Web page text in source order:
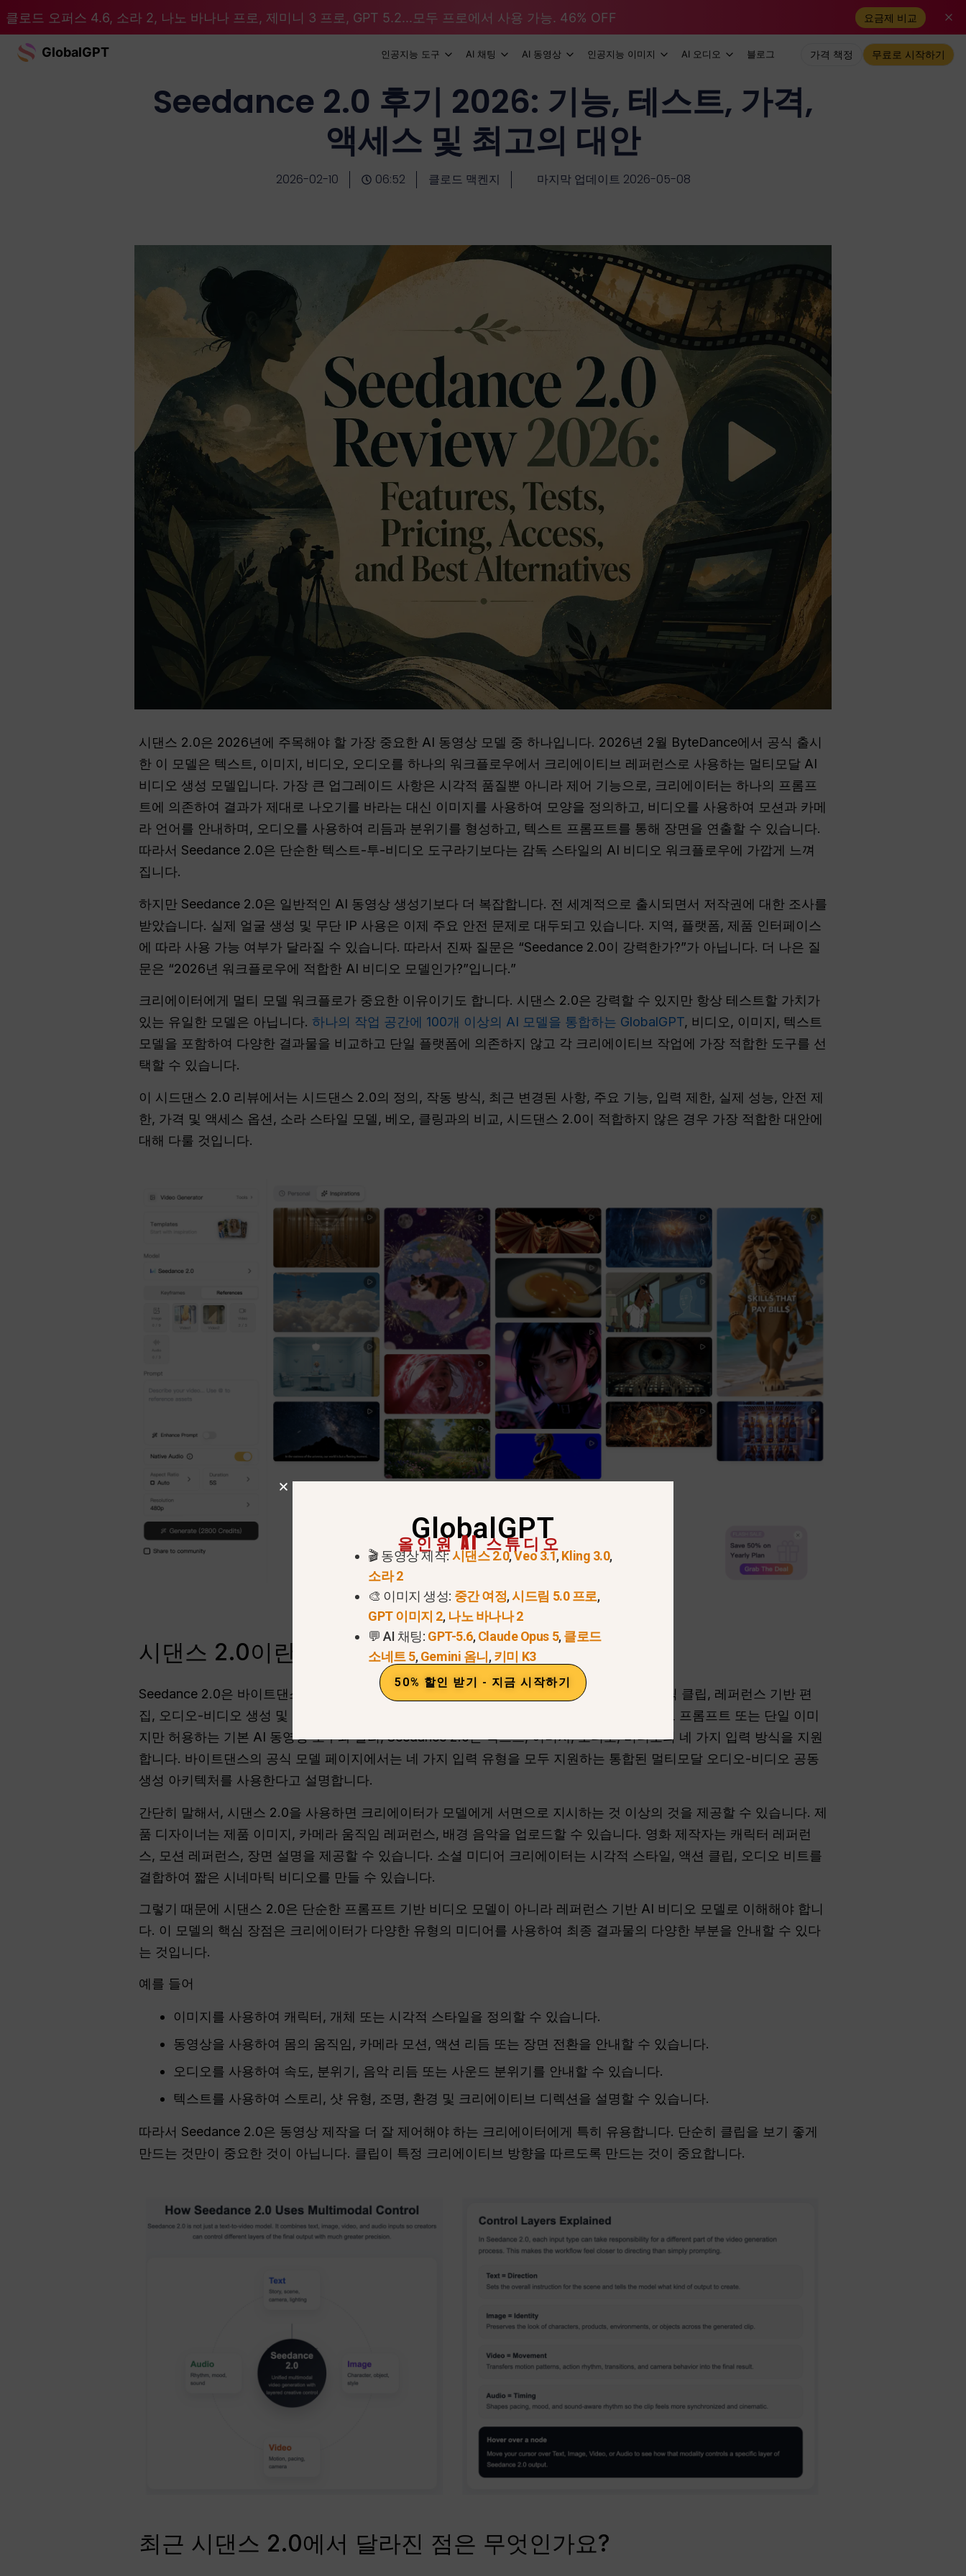
클로드 오퍼스 4.6, 소라 2, 나노 바나나 프로, 제미니 3 프로, GPT 5.2...모두 프로에서 사용 가능. 46% OFF 요금제 비교
GlobalGPT 인공지능 도구 AI 채팅 AI 동영상 인공지능 이미지 AI 오디오 블로그 가격 책정 무료로 시작하기
Seedance 2.0 후기 2026: 기능, 테스트, 가격,
액세스 및 최고의 대안
2026-02-10 06:52 클로드 맥켄지 마지막 업데이트 2026-05-08
시댄스 2.0은 2026년에 주목해야 할 가장 중요한 AI 동영상 모델 중 하나입니다. 2026년 2월 ByteDance에서 공식 출시
한 이 모델은 텍스트, 이미지, 비디오, 오디오를 하나의 워크플로우에서 크리에이티브 레퍼런스로 사용하는 멀티모달 AI
비디오 생성 모델입니다. 가장 큰 업그레이드 사항은 시각적 품질뿐 아니라 제어 기능으로, 크리에이터는 하나의 프롬프
트에 의존하여 결과가 제대로 나오기를 바라는 대신 이미지를 사용하여 모양을 정의하고, 비디오를 사용하여 모션과 카메
라 언어를 안내하며, 오디오를 사용하여 리듬과 분위기를 형성하고, 텍스트 프롬프트를 통해 장면을 연출할 수 있습니다.
따라서 Seedance 2.0은 단순한 텍스트-투-비디오 도구라기보다는 감독 스타일의 AI 비디오 워크플로우에 가깝게 느껴
집니다.
하지만 Seedance 2.0은 일반적인 AI 동영상 생성기보다 더 복잡합니다. 전 세계적으로 출시되면서 저작권에 대한 조사를
받았습니다. 실제 얼굴 생성 및 무단 IP 사용은 이제 주요 안전 문제로 대두되고 있습니다. 지역, 플랫폼, 제품 인터페이스
에 따라 사용 가능 여부가 달라질 수 있습니다. 따라서 진짜 질문은 “Seedance 2.0이 강력한가?”가 아닙니다. 더 나은 질
문은 “2026년 워크플로우에 적합한 AI 비디오 모델인가?”입니다.”
크리에이터에게 멀티 모델 워크플로가 중요한 이유이기도 합니다. 시댄스 2.0은 강력할 수 있지만 항상 테스트할 가치가
있는 유일한 모델은 아닙니다. 하나의 작업 공간에 100개 이상의 AI 모델을 통합하는 GlobalGPT, 비디오, 이미지, 텍스트
모델을 포함하여 다양한 결과물을 비교하고 단일 플랫폼에 의존하지 않고 각 크리에이티브 작업에 가장 적합한 도구를 선
택할 수 있습니다.
이 시드댄스 2.0 리뷰에서는 시드댄스 2.0의 정의, 작동 방식, 최근 변경된 사항, 주요 기능, 입력 제한, 실제 성능, 안전 제
한, 가격 및 액세스 옵션, 소라 스타일 모델, 베오, 클링과의 비교, 시드댄스 2.0이 적합하지 않은 경우 가장 적합한 대안에
대해 다룰 것입니다.
지금 Seedance 2 체험하기 >
시댄스 2.0이란 무엇인가요?
Seedance 2.0은 바이트댄스의 차세대 AI 동영상 생성 모델입니다. 숏폼 비디오 제작, 시네마틱 클립, 레퍼런스 기반 편
집, 오디오-비디오 생성 및 멀티모달 크리에이티브 워크플로우를 위해 설계되었습니다. 텍스트 프롬프트 또는 단일 이미
지만 허용하는 기본 AI 동영상 도구와 달리, Seedance 2.0은 텍스트, 이미지, 오디오, 비디오의 네 가지 입력 방식을 지원
합니다. 바이트댄스의 공식 모델 페이지에서는 네 가지 입력 유형을 모두 지원하는 통합된 멀티모달 오디오-비디오 공동
생성 아키텍처를 사용한다고 설명합니다.
간단히 말해서, 시댄스 2.0을 사용하면 크리에이터가 모델에게 서면으로 지시하는 것 이상의 것을 제공할 수 있습니다. 제
품 디자이너는 제품 이미지, 카메라 움직임 레퍼런스, 배경 음악을 업로드할 수 있습니다. 영화 제작자는 캐릭터 레퍼런
스, 모션 레퍼런스, 장면 설명을 제공할 수 있습니다. 소셜 미디어 크리에이터는 시각적 스타일, 액션 클립, 오디오 비트를
결합하여 짧은 시네마틱 비디오를 만들 수 있습니다.
그렇기 때문에 시댄스 2.0은 단순한 프롬프트 기반 비디오 모델이 아니라 레퍼런스 기반 AI 비디오 모델로 이해해야 합니
다. 이 모델의 핵심 장점은 크리에이터가 다양한 유형의 미디어를 사용하여 최종 결과물의 다양한 부분을 안내할 수 있다
는 것입니다.
예를 들어
이미지를 사용하여 캐릭터, 개체 또는 시각적 스타일을 정의할 수 있습니다.
동영상을 사용하여 몸의 움직임, 카메라 모션, 액션 리듬 또는 장면 전환을 안내할 수 있습니다.
오디오를 사용하여 속도, 분위기, 음악 리듬 또는 사운드 분위기를 안내할 수 있습니다.
텍스트를 사용하여 스토리, 샷 유형, 조명, 환경 및 크리에이티브 디렉션을 설명할 수 있습니다.
따라서 Seedance 2.0은 동영상 제작을 더 잘 제어해야 하는 크리에이터에게 특히 유용합니다. 단순히 클립을 보기 좋게
만드는 것만이 중요한 것이 아닙니다. 클립이 특정 크리에이티브 방향을 따르도록 만드는 것이 중요합니다.
최근 시댄스 2.0에서 달라진 점은 무엇인가요?
GlobalGPT
올인원 AI 스튜디오
🎬 동영상 제작:시댄스 2.0,Veo 3.1,Kling 3.0,
소라 2
🎨 이미지 생성: 중간 여정,시드림 5.0 프로,
GPT 이미지 2, 나노 바나나 2
💬 AI 채팅: GPT-5.6,Claude Opus 5,클로드
소네트 5,Gemini 옴니,키미 K3
50% 할인 받기 - 지금 시작하기